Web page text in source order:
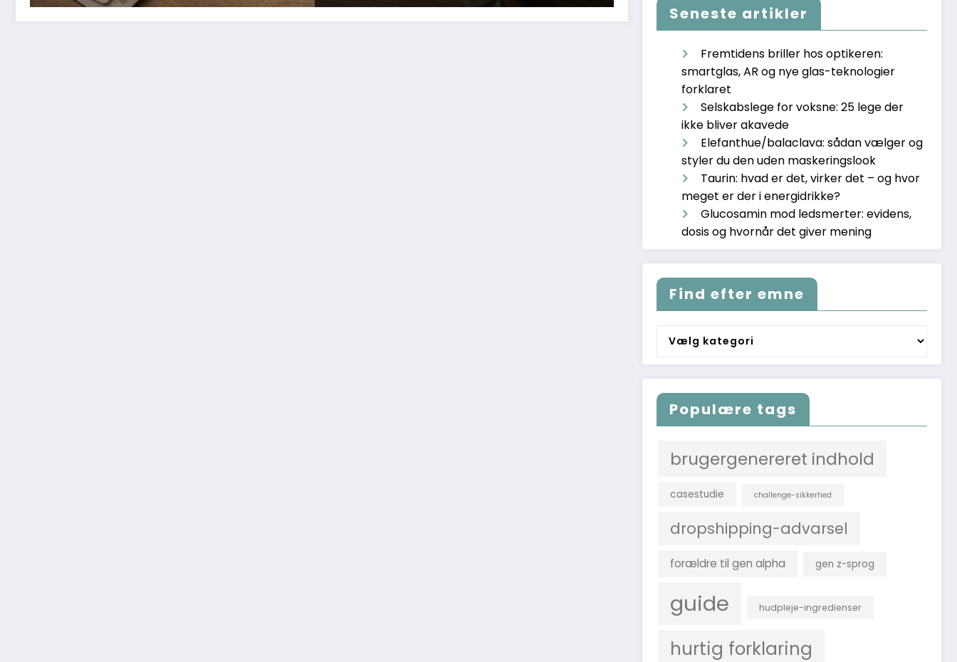
Seneste artikler
Fremtidens briller hos optikeren:
smartglas, AR og nye glas-teknologier
forklaret
Selskabslege for voksne: 25 lege der
ikke bliver akavede
Elefanthue/balaclava: sådan vælger og
styler du den uden maskeringslook
Taurin: hvad er det, virker det – og hvor
meget er der i energidrikke?
Glucosamin mod ledsmerter: evidens,
dosis og hvornår det giver mening
Find efter emne
Find
emne
Populære tags
brugergenereret indhold
casestudie challenge-sikkerhed
dropshipping-advarsel
forældre til gen alpha gen z-sprog
guide hudpleje-ingredienser
hurtig forklaring